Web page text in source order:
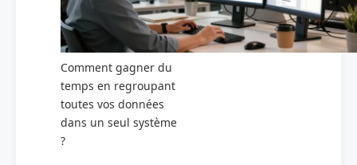
Comment gagner du
temps en regroupant
toutes vos données
dans un seul système
?